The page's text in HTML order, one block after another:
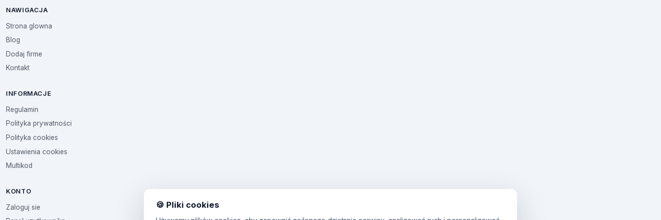
NAWIGACJA
Strona glowna
Blog
Dodaj firme
Kontakt
INFORMACJE
Regulamin
Polityka prywatności
Polityka cookies
Ustawienia cookies
Multikod
KONTO
Zaloguj sie
🍪 Pliki cookies